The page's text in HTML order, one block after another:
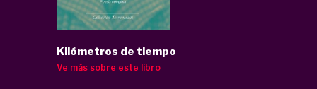
Kilómetros de tiempo
Ve más sobre este libro